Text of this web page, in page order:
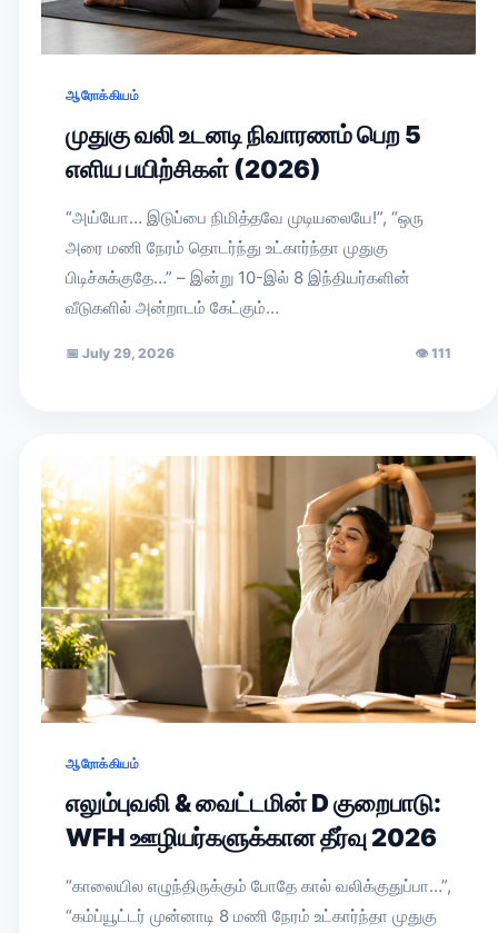
ஆரோக்கியம்
முதுகு வலி உடனடி நிவாரணம் பெற 5
எளிய பயிற்சிகள் (2026)
“அய்யோ… இடுப்பை நிமித்தவே முடியலையே!”, “ஒரு
அரை மணி நேரம் தொடர்ந்து உட்கார்ந்தா முதுகு
பிடிச்சுக்குதே…” – இன்று 10-இல் 8 இந்தியர்களின்
வீடுகளில் அன்றாடம் கேட்கும்…
📅 July 29, 2026 👁111
ஆரோக்கியம்
எலும்புவலி & வைட்டமின் D குறைபாடு:
WFH ஊழியர்களுக்கான தீர்வு 2026
“காலையில எழுந்திருக்கும் போதே கால் வலிக்குதுப்பா…”,
“கம்ப்யூட்டர் முன்னாடி 8 மணி நேரம் உட்கார்ந்தா முதுகு